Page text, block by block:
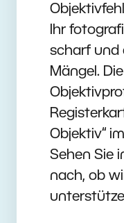
Ihr
scharf und
Mängel.
Objektiv“
Sehen Sie
nach, ob